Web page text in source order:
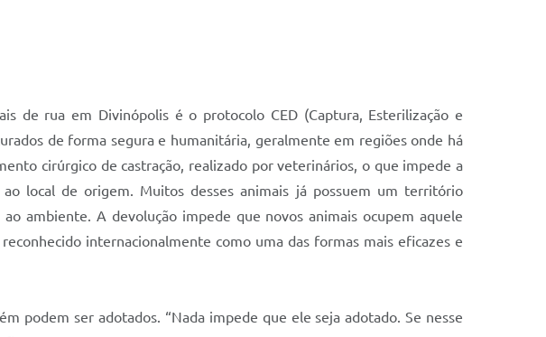
de rua em Divinópolis é o protocolo CED (Captura, Esterilização e
de forma segura e humanitária, geralmente em regiões onde há
cirúrgico de castração, realizado por veterinários, o que impede a
ao local de origem. Muitos desses animais já possuem um território
ambiente. A devolução impede que novos animais ocupem aquele
internacionalmente como uma das formas mais eficazes e
podem ser adotados. “Nada impede que ele seja adotado. Se nesse